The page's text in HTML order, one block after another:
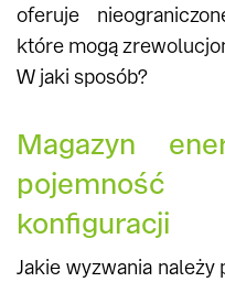
oferuje
które mogą
W jaki sposób?
Magazyn
konfiguracji
Jakie wyzwania